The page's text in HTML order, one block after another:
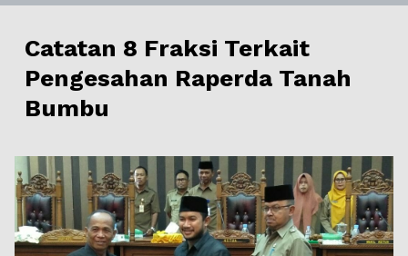
​Catatan 8 Fraksi Terkait
Pengesahan Raperda Tanah
Bumbu